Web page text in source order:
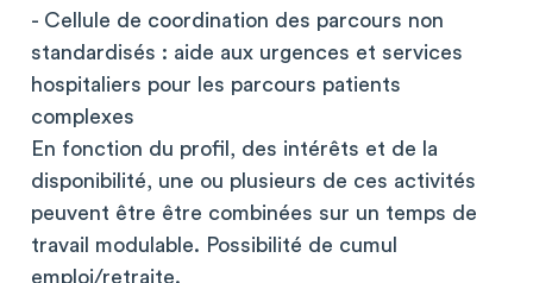
- Cellule de coordination des parcours non
standardisés : aide aux urgences et services
hospitaliers pour les parcours patients
complexes
En fonction du profil, des intérêts et de la
disponibilité, une ou plusieurs de ces activités
peuvent être être combinées sur un temps de
travail modulable. Possibilité de cumul
emploi/retraite.